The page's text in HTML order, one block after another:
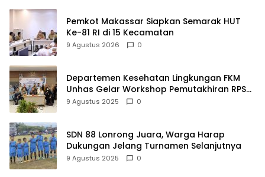
Pemkot Makassar Siapkan Semarak HUT
Ke-81 RI di 15 Kecamatan
9 Agustus 2026 0
Departemen Kesehatan Lingkungan FKM
Unhas Gelar Workshop Pemutakhiran RPS
untuk Perkuat Kualitas Pendidikan
9 Agustus 2025 0
SDN 88 Lonrong Juara, Warga Harap
Dukungan Jelang Turnamen Selanjutnya
9 Agustus 2025 0